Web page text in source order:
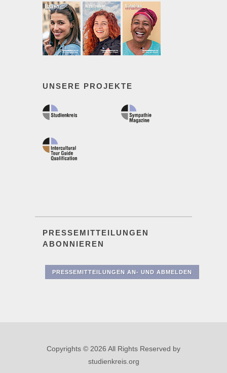
UNSERE PROJEKTE
PRESSEMITTEILUNGEN
ABONNIEREN
PRESSEMITTEILUNGEN AN- UND ABMELDEN
Copyrights © 2026 All Rights Reserved by
studienkreis.org